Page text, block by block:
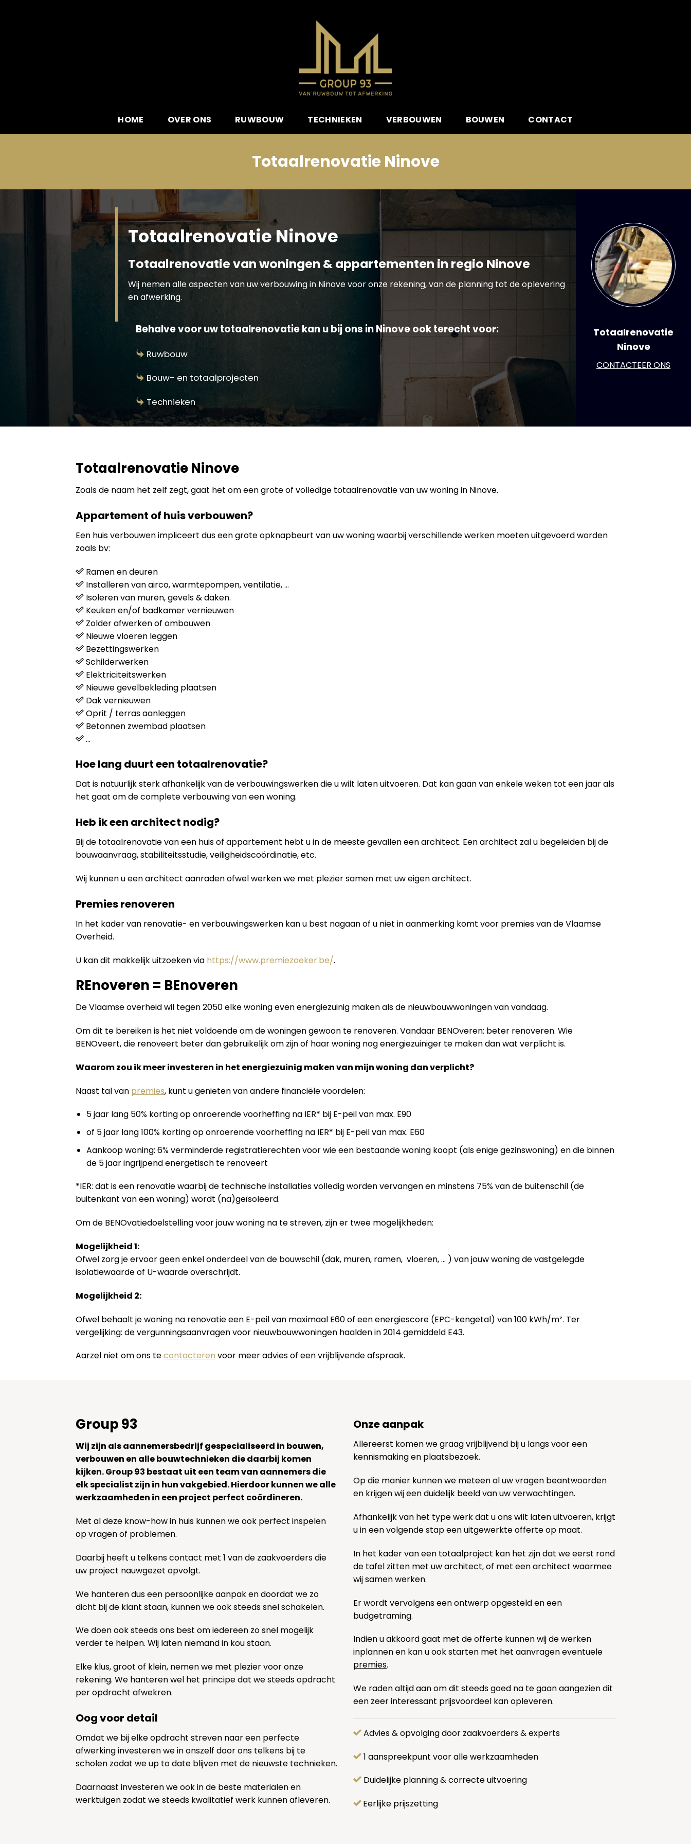
HOME OVER ONS RUWBOUW TECHNIEKEN VERBOUWEN BOUWEN CONTACT
Totaalrenovatie Ninove
Totaalrenovatie Ninove
Totaalrenovatie van woningen & appartementen in regio Ninove
Wij nemen alle aspecten van uw verbouwing in Ninove voor onze rekening, van de planning tot de oplevering
en afwerking.
Behalve voor uw totaalrenovatie kan u bij ons in Ninove ook terecht voor:
Ruwbouw
Bouw- en totaalprojecten
Technieken
Totaalrenovatie
Ninove
CONTACTEER ONS
Totaalrenovatie Ninove
Zoals de naam het zelf zegt, gaat het om een grote of volledige totaalrenovatie van uw woning in Ninove.
Appartement of huis verbouwen?
Een huis verbouwen impliceert dus een grote opknapbeurt van uw woning waarbij verschillende werken moeten uitgevoerd worden
zoals bv:
Ramen en deuren
Installeren van airco, warmtepompen, ventilatie, …
Isoleren van muren, gevels & daken.
Keuken en/of badkamer vernieuwen
Zolder afwerken of ombouwen
Nieuwe vloeren leggen
Bezettingswerken
Schilderwerken
Elektriciteitswerken
Nieuwe gevelbekleding plaatsen
Dak vernieuwen
Oprit / terras aanleggen
Betonnen zwembad plaatsen
…
Hoe lang duurt een totaalrenovatie?
Dat is natuurlijk sterk afhankelijk van de verbouwingswerken die u wilt laten uitvoeren. Dat kan gaan van enkele weken tot een jaar als
het gaat om de complete verbouwing van een woning.
Heb ik een architect nodig?
Bij de totaalrenovatie van een huis of appartement hebt u in de meeste gevallen een architect. Een architect zal u begeleiden bij de
bouwaanvraag, stabiliteitsstudie, veiligheidscoördinatie, etc.
Wij kunnen u een architect aanraden ofwel werken we met plezier samen met uw eigen architect.
Premies renoveren
In het kader van renovatie- en verbouwingswerken kan u best nagaan of u niet in aanmerking komt voor premies van de Vlaamse
Overheid.
U kan dit makkelijk uitzoeken via https://www.premiezoeker.be/.
REnoveren = BEnoveren
De Vlaamse overheid wil tegen 2050 elke woning even energiezuinig maken als de nieuwbouwwoningen van vandaag.
Om dit te bereiken is het niet voldoende om de woningen gewoon te renoveren. Vandaar BENOveren: beter renoveren. Wie
BENOveert, die renoveert beter dan gebruikelijk om zijn of haar woning nog energiezuiniger te maken dan wat verplicht is.
Waarom zou ik meer investeren in het energiezuinig maken van mijn woning dan verplicht?
Naast tal van premies, kunt u genieten van andere financiële voordelen:
5 jaar lang 50% korting op onroerende voorheffing na IER* bij E-peil van max. E90
of 5 jaar lang 100% korting op onroerende voorheffing na IER* bij E-peil van max. E60
Aankoop woning: 6% verminderde registratierechten voor wie een bestaande woning koopt (als enige gezinswoning) en die binnen
de 5 jaar ingrijpend energetisch te renoveert
*IER: dat is een renovatie waarbij de technische installaties volledig worden vervangen en minstens 75% van de buitenschil (de
buitenkant van een woning) wordt (na)geïsoleerd.
Om de BENOvatiedoelstelling voor jouw woning na te streven, zijn er twee mogelijkheden:
Mogelijkheid 1:
Ofwel zorg je ervoor geen enkel onderdeel van de bouwschil (dak, muren, ramen, vloeren, … ) van jouw woning de vastgelegde
isolatiewaarde of U-waarde overschrijdt.
Mogelijkheid 2:
Ofwel behaalt je woning na renovatie een E-peil van maximaal E60 of een energiescore (EPC-kengetal) van 100 kWh/m². Ter
vergelijking: de vergunningsaanvragen voor nieuwbouwwoningen haalden in 2014 gemiddeld E43.
Aarzel niet om ons tecontacteren voor meer advies of een vrijblijvende afspraak.
Group 93
Wij zijn als aannemersbedrijf gespecialiseerd in bouwen,
verbouwen en alle bouwtechnieken die daarbij komen
kijken. Group 93 bestaat uit een team van aannemers die
elk specialist zijn in hun vakgebied. Hierdoor kunnen we alle
werkzaamheden in een project perfect coördineren.
Met al deze know-how in huis kunnen we ook perfect inspelen
op vragen of problemen.
Daarbij heeft u telkens contact met 1 van de zaakvoerders die
uw project nauwgezet opvolgt.
We hanteren dus een persoonlijke aanpak en doordat we zo
dicht bij de klant staan, kunnen we ook steeds snel schakelen.
We doen ook steeds ons best om iedereen zo snel mogelijk
verder te helpen. Wij laten niemand in kou staan.
Elke klus, groot of klein, nemen we met plezier voor onze
rekening. We hanteren wel het principe dat we steeds opdracht
per opdracht afwekren.
Oog voor detail
Omdat we bij elke opdracht streven naar een perfecte
afwerking investeren we in onszelf door ons telkens bij te
scholen zodat we up to date blijven met de nieuwste technieken.
Daarnaast investeren we ook in de beste materialen en
werktuigen zodat we steeds kwalitatief werk kunnen afleveren.
Onze aanpak
Allereerst komen we graag vrijblijvend bij u langs voor een
kennismaking en plaatsbezoek.
Op die manier kunnen we meteen al uw vragen beantwoorden
en krijgen wij een duidelijk beeld van uw verwachtingen.
Afhankelijk van het type werk dat u ons wilt laten uitvoeren, krijgt
u in een volgende stap een uitgewerkte offerte op maat.
In het kader van een totaalproject kan het zijn dat we eerst rond
de tafel zitten met uw architect, of met een architect waarmee
wij samen werken.
Er wordt vervolgens een ontwerp opgesteld en een
budgetraming.
Indien u akkoord gaat met de offerte kunnen wij de werken
inplannen en kan u ook starten met het aanvragen eventuele
premies.
We raden altijd aan om dit steeds goed na te gaan aangezien dit
een zeer interessant prijsvoordeel kan opleveren.
Advies & opvolging door zaakvoerders & experts
1 aanspreekpunt voor alle werkzaamheden
Duidelijke planning & correcte uitvoering
Eerlijke prijszetting